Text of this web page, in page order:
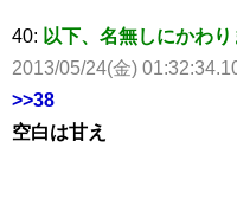
40: 以下、名無しにかわ
2013/05/24(金)
>>38
空白は甘え